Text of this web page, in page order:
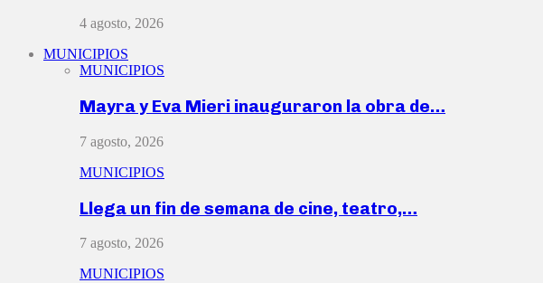
4 agosto, 2026
MUNICIPIOS
MUNICIPIOS
Mayra y Eva Mieri inauguraron la obra de…
7 agosto, 2026
MUNICIPIOS
Llega un fin de semana de cine, teatro,…
7 agosto, 2026
MUNICIPIOS